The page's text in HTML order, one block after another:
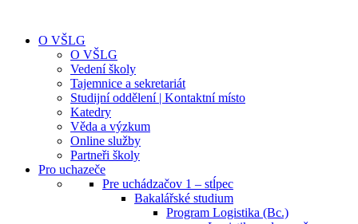
O VŠLG
O VŠLG
Vedení školy
Tajemnice a sekretariát
Studijní oddělení | Kontaktní místo
Katedry
Věda a výzkum
Online služby
Partneři školy
Pro uchazeče
Pre uchádzačov 1 – stĺpec
Bakalářské studium
Program Logistika (Bc.)